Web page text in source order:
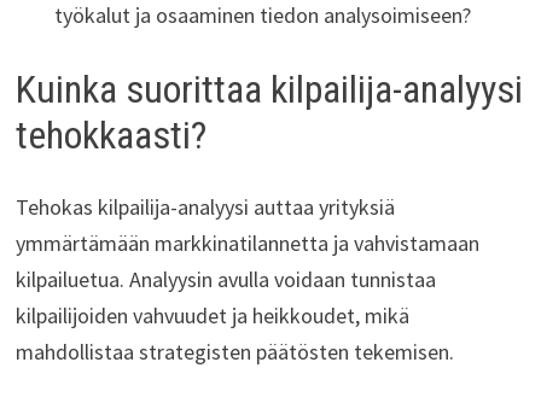
työkalut ja osaaminen tiedon analysoimiseen?
Kuinka suorittaa kilpailija-analyysi
tehokkaasti?
Tehokas kilpailija-analyysi auttaa yrityksiä
ymmärtämään markkinatilannetta ja vahvistamaan
kilpailuetua. Analyysin avulla voidaan tunnistaa
kilpailijoiden vahvuudet ja heikkoudet, mikä
mahdollistaa strategisten päätösten tekemisen.